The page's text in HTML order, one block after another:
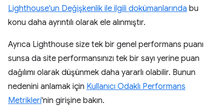
Lighthouse'un Değişkenlik ile ilgili dokümanlarında bu
konu daha ayrıntılı olarak ele alınmıştır.
Ayrıca Lighthouse size tek bir genel performans puanı
sunsa da site performansınızı tek bir sayı yerine puan
dağılımı olarak düşünmek daha yararlı olabilir. Bunun
nedenini anlamak için Kullanıcı Odaklı Performans
Metrikleri'nin girişine bakın.